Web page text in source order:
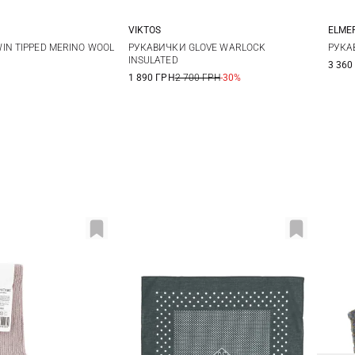
TIPPED MERINO WOOL
M L XL
VIKTOS
РУКАВИЧКИ GLOVE WARLOCK
INSULATED
1 890 ГРН2 700 ГРН-30%
3